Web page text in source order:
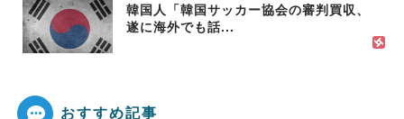
韓国人「韓国サッカー協会の審判買収、
遂に海外でも話...
おすすめ記事